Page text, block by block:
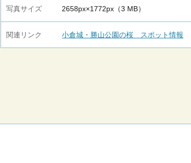
写真サイズ 2658px×1772px（3 MB）
関連リンク 小倉城・勝山公園の桜 スポット情報